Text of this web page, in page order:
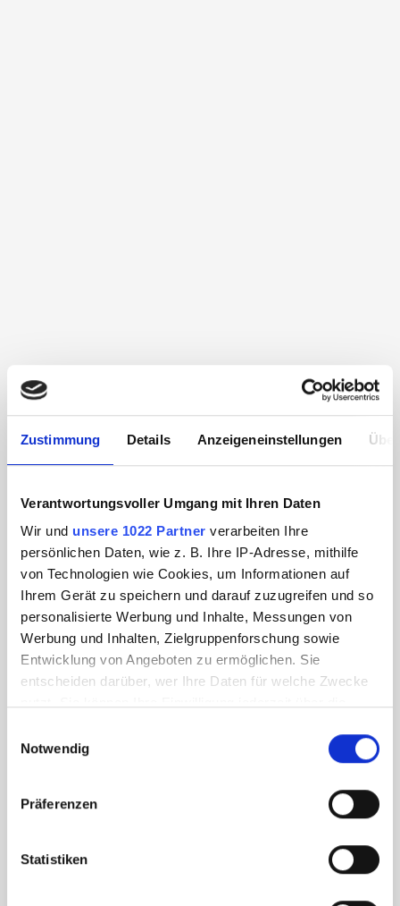
Zustimmung Details Anzeigeneinstellungen
Verantwortungsvoller Umgang mit Ihren Daten
Wir und unsere 1022 Partner verarbeiten Ihre
persönlichen Daten, wie z. B. Ihre IP-Adresse, mithilfe
von Technologien wie Cookies, um Informationen auf
Ihrem Gerät zu speichern und darauf zuzugreifen und so
personalisierte Werbung und Inhalte, Messungen von
Werbung und Inhalten, Zielgruppenforschung sowie
Entwicklung von Angeboten zu ermöglichen. Sie
entscheiden darüber, wer Ihre Daten für welche Zwecke
Trigger Symbol ändern oder widerrufen
Informationen über Ihre geografische Lage
können
bestimmten Merkmalen (Fingerprinting) identifizieren
Notwendig
Präferenzen
Statistiken